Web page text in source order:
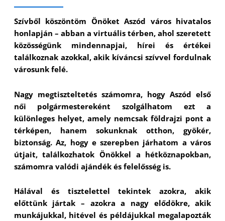
Szívből köszöntöm Önöket Aszód város hivatalos
honlapján – abban a virtuális térben, ahol szeretett
közösségünk mindennapjai, hírei és értékei
találkoznak azokkal, akik kíváncsi szívvel fordulnak
városunk felé.
Nagy megtiszteltetés számomra, hogy Aszód első
női polgármestereként szolgálhatom ezt a
különleges helyet, amely nemcsak földrajzi pont a
térképen, hanem sokunknak otthon, gyökér,
biztonság. Az, hogy e szerepben járhatom a város
útjait, találkozhatok Önökkel a hétköznapokban,
számomra valódi ajándék és felelősség is.
Hálával és tisztelettel tekintek azokra, akik
előttünk jártak – azokra a nagy elődökre, akik
munkájukkal, hitével és példájukkal megalapozták